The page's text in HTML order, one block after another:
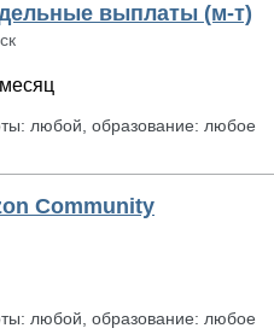
выплаты (м-т)
любой, образование: любое
Community
любой, образование: любое